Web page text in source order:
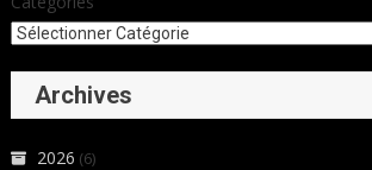
Archives
2026 (6)